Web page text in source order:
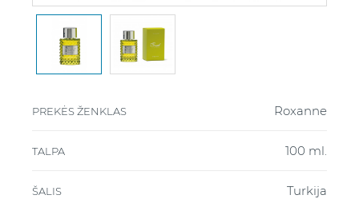
PREKĖS ŽENKLAS Roxanne
TALPA 100 ml.
ŠALIS Turkija